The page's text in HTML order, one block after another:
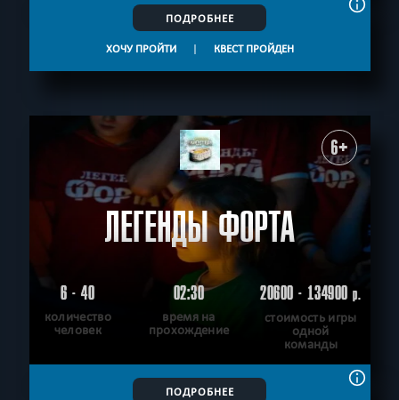
ПОДРОБНЕЕ
ХОЧУ ПРОЙТИ | КВЕСТ ПРОЙДЕН
6+
ЛЕГЕНДЫ ФОРТА
6 - 40
количество
человек
02:30
время на
прохождение
20600 - 134900р.
стоимость игры
одной
команды
ПОДРОБНЕЕ